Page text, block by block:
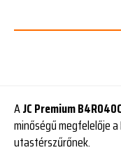
AJC Premium
minőségű megfelelője
utastérszűrőnek.